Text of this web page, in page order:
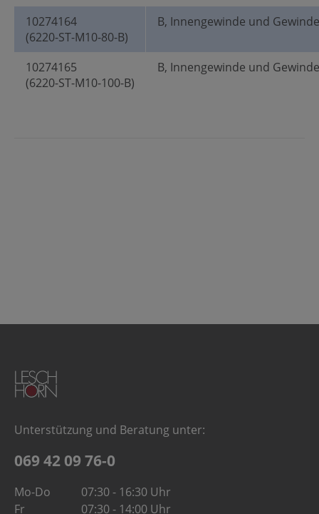
10274164
(6220-ST-M10-80-B)
B, Innengewinde und
10274165
(6220-ST-M10-100-B)
B, Innengewinde und
Unterstützung und Beratung unter:
069 42 09 76-0
Mo-Do
07:30 - 16:30 Uhr
Fr
07:30 - 14:00 Uhr